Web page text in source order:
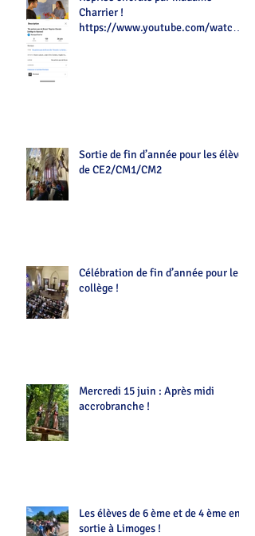
Charrier !
https://www.youtube.com/watch?
Sortie de fin d’année pour les élèves
de CE2/CM1/CM2
Célébration de fin d’année pour le
collège !
Mercredi 15 juin : Après midi
accrobranche !
Les élèves de 6 ème et de 4 ème en
sortie à Limoges !